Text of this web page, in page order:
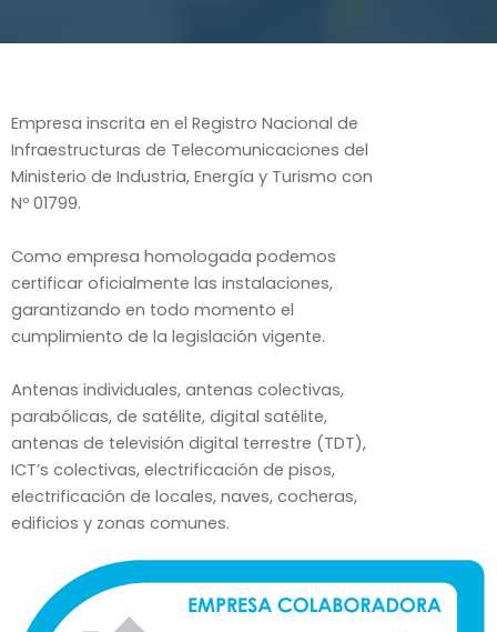
Empresa inscrita en el Registro Nacional de
Infraestructuras de Telecomunicaciones del
Ministerio de Industria, Energía y Turismo con
Nº 01799.
Como empresa homologada podemos
certificar oficialmente las instalaciones,
garantizando en todo momento el
cumplimiento de la legislación vigente.
Antenas individuales, antenas colectivas,
parabólicas, de satélite, digital satélite,
antenas de televisión digital terrestre (TDT),
ICT’s colectivas, electrificación de pisos,
electrificación de locales, naves, cocheras,
edificios y zonas comunes.